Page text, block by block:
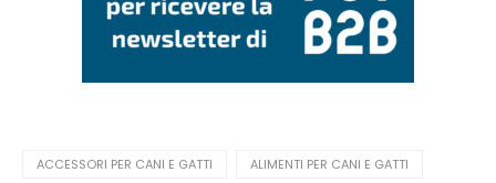
ACCESSORI PER CANI E GATTI ALIMENTI PER CANI E GATTI